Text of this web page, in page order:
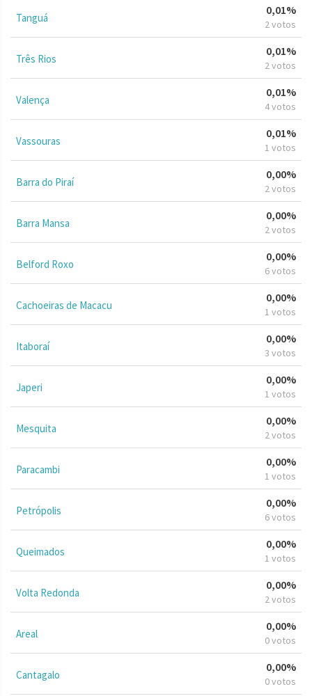
Tanguá
0,01%
2 votos
Três Rios
0,01%
2 votos
Valença
0,01%
4 votos
Vassouras
0,01%
1 votos
Barra do Piraí
0,00%
2 votos
Barra Mansa
0,00%
2 votos
Belford Roxo
0,00%
6 votos
Cachoeiras de Macacu
0,00%
1 votos
Itaboraí
0,00%
3 votos
Japeri
0,00%
1 votos
Mesquita
0,00%
2 votos
Paracambi
0,00%
1 votos
Petrópolis
0,00%
6 votos
Queimados
0,00%
1 votos
Volta Redonda
0,00%
2 votos
Areal
0,00%
0 votos
Cantagalo
0,00%
0 votos